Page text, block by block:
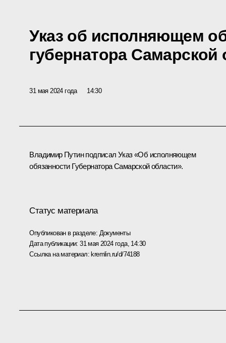
Указ об исполняющем
губернатора Самарской
31 мая 2024 года 14:30
Владимир Путин подписал Указ «Об исполняющем
обязанности Губернатора Самарской области».
Статус материала
Опубликован в разделе: Документы
Дата публикации:31 мая 2024 года, 14:30
Ссылка на материал:kremlin.ru/d/74188